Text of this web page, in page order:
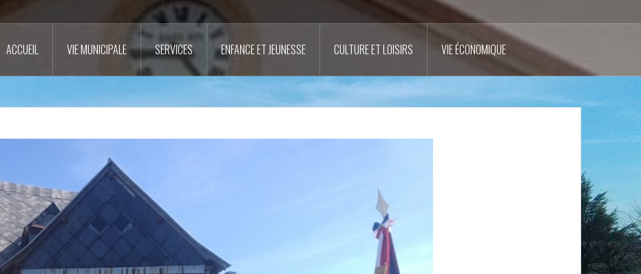
ACCUEIL VIE MUNICIPALE SERVICES ENFANCE ET JEUNESSE CULTURE ET LOISIRS VIE ÉCONOMIQUE